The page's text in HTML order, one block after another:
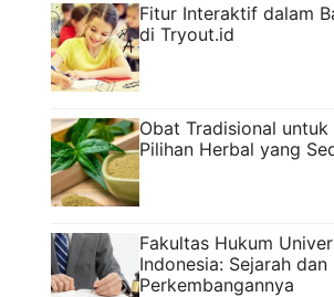
Fitur Interaktif dalam
di Tryout.id
Obat Tradisional untuk
Pilihan Herbal yang
Fakultas Hukum
Indonesia: Sejarah dan
Perkembangannya